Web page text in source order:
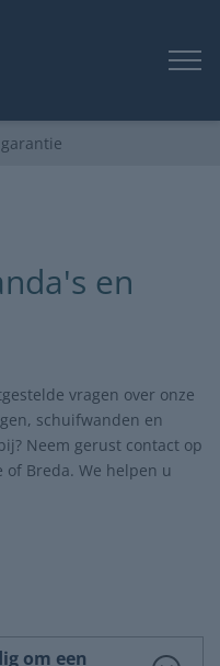
en
vragen over onze
schuifwanden en
Neem gerust contact op
of Breda. We helpen u
om een